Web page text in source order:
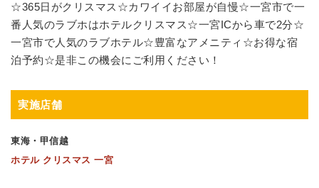
☆365日がクリスマス☆カワイイお部屋が自慢☆一宮市で一
番人気のラブホはホテルクリスマス☆一宮ICから車で2分☆
一宮市で人気のラブホテル☆豊富なアメニティ☆お得な宿
泊予約☆是非この機会にご利用ください！
実施店舗
東海・甲信越
ホテル クリスマス 一宮